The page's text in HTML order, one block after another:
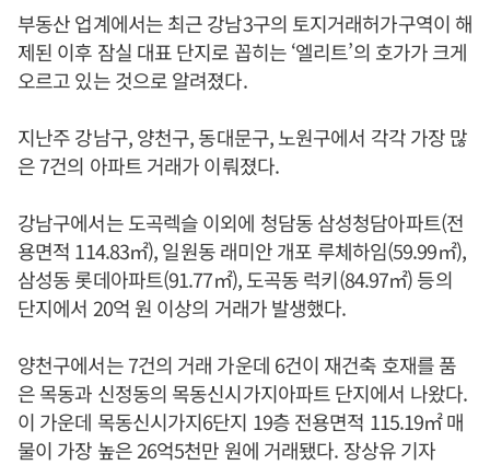
부동산 업계에서는 최근 강남3구의 토지거래허가구역이 해
제된 이후 잠실 대표 단지로 꼽히는 ‘엘리트’의 호가가 크게
오르고 있는 것으로 알려졌다.
지난주 강남구, 양천구, 동대문구, 노원구에서 각각 가장 많
은 7건의 아파트 거래가 이뤄졌다.
강남구에서는 도곡렉슬 이외에 청담동 삼성청담아파트(전
용면적 114.83㎡), 일원동 래미안 개포 루체하임(59.99㎡),
삼성동 롯데아파트(91.77㎡), 도곡동 럭키(84.97㎡) 등의
단지에서 20억 원 이상의 거래가 발생했다.
양천구에서는 7건의 거래 가운데 6건이 재건축 호재를 품
은 목동과 신정동의 목동신시가지아파트 단지에서 나왔다.
이 가운데 목동신시가지6단지 19층 전용면적 115.19㎡ 매
물이 가장 높은 26억5천만 원에 거래됐다. 장상유 기자